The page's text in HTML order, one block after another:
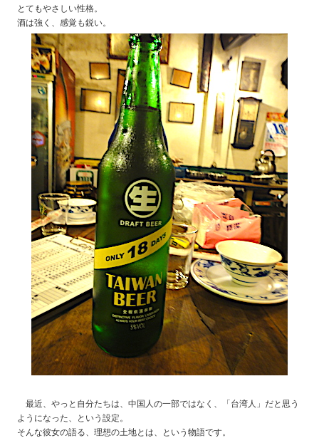
とてもやさしい性格。
酒は強く、感覚も鋭い。
最近、やっと自分たちは、中国人の一部ではなく、「台湾人」だと思う
ようになった、という設定。
そんな彼女の語る、理想の土地とは、という物語です。